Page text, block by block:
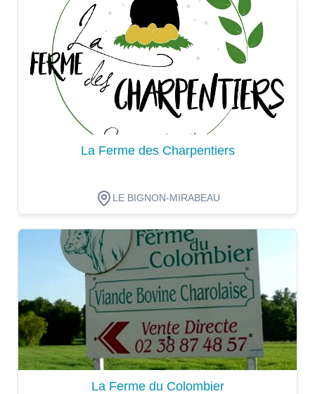
Dégustation
La Ferme des Charpentiers
LE BIGNON-MIRABEAU
Dégustation
La Ferme du Colombier